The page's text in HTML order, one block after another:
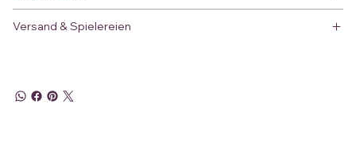
Versand & Spielereien